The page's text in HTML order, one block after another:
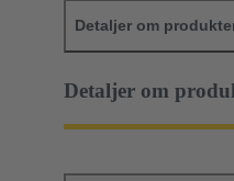
Detaljer om
Detaljer om